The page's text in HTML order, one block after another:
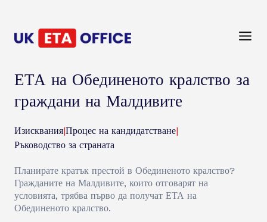
ЕТА на Обединеното кралство за
граждани на Малдивите
Изисквания|Процес на кандидатстване|
Ръководство за страната
Планирате кратък престой в Обединеното кралство?
Гражданите на Малдивите, които отговарят на
условията, трябва първо да получат ЕТА на
Обединеното кралство.